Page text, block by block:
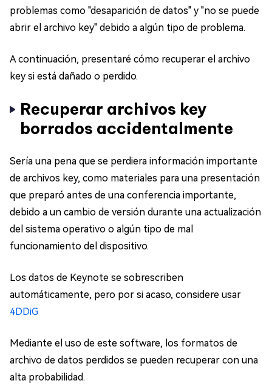
problemas como "desaparición de datos" y "no se puede
abrir el archivo key" debido a algún tipo de problema.
A continuación, presentaré cómo recuperar el archivo
key si está dañado o perdido.
Recuperar archivos key
borrados accidentalmente
Sería una pena que se perdiera información importante
de archivos key, como materiales para una presentación
que preparó antes de una conferencia importante,
debido a un cambio de versión durante una actualización
del sistema operativo o algún tipo de mal
funcionamiento del dispositivo.
Los datos de Keynote se sobrescriben
automáticamente, pero por si acaso, considere usar
4DDiG
Mediante el uso de este software, los formatos de
archivo de datos perdidos se pueden recuperar con una
alta probabilidad.